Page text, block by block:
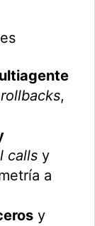
rollbacks,
calls y
a
y